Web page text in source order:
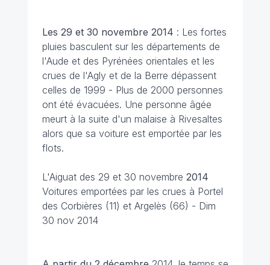
Les 29 et 30 novembre 2014 : Les fortes
pluies basculent sur les départements de
l'Aude et des Pyrénées orientales et les
crues de l'Agly et de la Berre dépassent
celles de 1999 - Plus de 2000 personnes
ont été évacuées. Une personne âgée
meurt à la suite d'un malaise à Rivesaltes
alors que sa voiture est emportée par les
flots.
L'Aiguat des 29 et 30 novembre 2014
Voitures emportées par les crues à Portel
des Corbières (11) et Argelès (66) - Dim
30 nov 2014